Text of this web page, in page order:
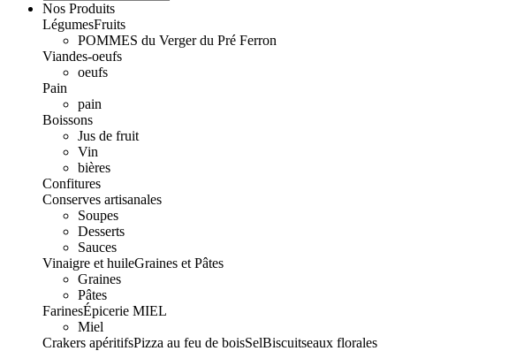
Nos Produits
LégumesFruits
POMMES du Verger du Pré Ferron
Viandes-oeufs
oeufs
Pain
pain
Boissons
Jus de fruit
Vin
bières
Confitures
Conserves artisanales
Soupes
Desserts
Sauces
Vinaigre et huileGraines et Pâtes
Graines
Pâtes
FarinesÉpicerie MIEL
Miel
Crakers apéritifsPizza au feu de boisSelBiscuitseaux florales